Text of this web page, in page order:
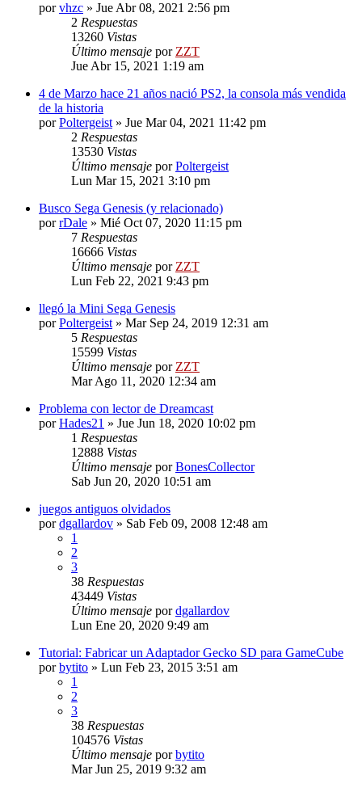
porvhzc » Jue Abr 08, 2021 2:56 pm
2 Respuestas
13260 Vistas
Último mensaje por ZZT
Jue Abr 15, 2021 1:19 am
4 de Marzo hace 21 años nació PS2, la consola más vendida
de la historia
porPoltergeist » Jue Mar 04, 2021 11:42 pm
2 Respuestas
13530 Vistas
Último mensaje porPoltergeist
Lun Mar 15, 2021 3:10 pm
Busco Sega Genesis (y relacionado)
porrDale » Mié Oct 07, 2020 11:15 pm
7 Respuestas
16666 Vistas
Último mensaje por ZZT
Lun Feb 22, 2021 9:43 pm
llegó la Mini Sega Genesis
porPoltergeist » Mar Sep 24, 2019 12:31 am
5 Respuestas
15599 Vistas
Último mensaje por ZZT
Mar Ago 11, 2020 12:34 am
Problema con lector de Dreamcast
porHades21 » Jue Jun 18, 2020 10:02 pm
1 Respuestas
12888 Vistas
Último mensaje porBonesCollector
Sab Jun 20, 2020 10:51 am
juegos antiguos olvidados
pordgallardov » Sab Feb 09, 2008 12:48 am
1
2
3
38 Respuestas
43449 Vistas
Último mensaje pordgallardov
Lun Ene 20, 2020 9:49 am
Tutorial: Fabricar un Adaptador Gecko SD para GameCube
porbytito » Lun Feb 23, 2015 3:51 am
1
2
3
38 Respuestas
104576 Vistas
Último mensaje porbytito
Mar Jun 25, 2019 9:32 am